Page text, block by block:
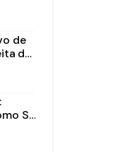
de
de
Se